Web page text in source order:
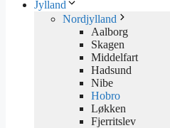
Jylland
Nordjylland
Aalborg
Skagen
Middelfart
Hadsund
Nibe
Hobro
Løkken
Fjerritslev